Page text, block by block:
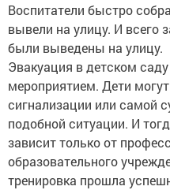
Воспитатели быстро
вывели на улицу. И всего
были выведены на улицу.
Эвакуация в детском
мероприятием. Дети
сигнализации или самой
подобной ситуации. И
зависит только от
образовательного
тренировка прошла